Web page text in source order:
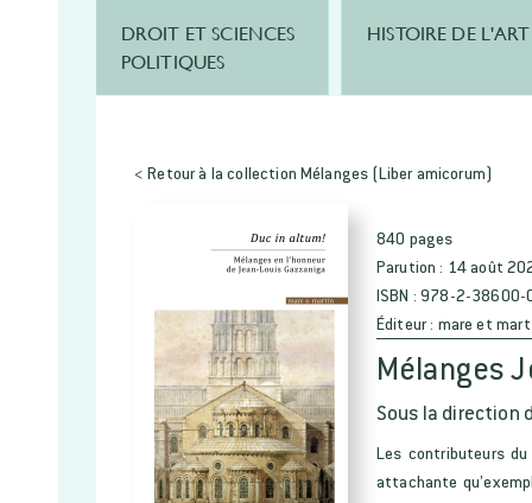
DROIT ET SCIENCES
POLITIQUES
HISTOIRE DE L'ART
< Retour à la collection Mélanges (Liber amicorum)
840 pages
Parution : 14 août
ISBN : 978-2-38600-
Éditeur : mare et
Mélanges
Sous la direction
Les contributeurs
attachante